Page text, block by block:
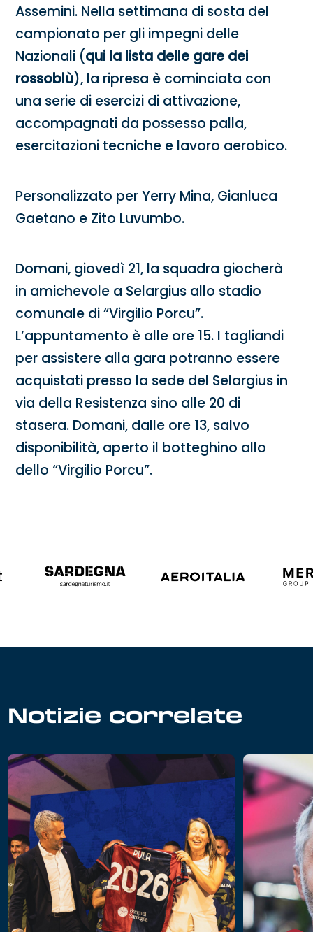
Assemini. Nella settimana di sosta del
campionato per gli impegni delle
Nazionali (qui la lista delle gare dei
rossoblù), la ripresa è cominciata con
una serie di esercizi di attivazione,
accompagnati da possesso palla,
esercitazioni tecniche e lavoro aerobico.
Personalizzato per Yerry Mina, Gianluca
Gaetano e Zito Luvumbo.
Domani, giovedì 21, la squadra giocherà
in amichevole a Selargius allo stadio
comunale di “Virgilio Porcu”.
L’appuntamento è alle ore 15. I tagliandi
per assistere alla gara potranno essere
acquistati presso la sede del Selargius in
via della Resistenza sino alle 20 di
stasera. Domani, dalle ore 13, salvo
disponibilità, aperto il botteghino allo
dello “Virgilio Porcu”.
Notizie correlate